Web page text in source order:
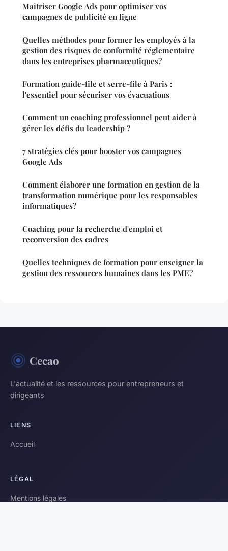
Maîtriser Google Ads pour optimiser vos
campagnes de publicité en ligne
Quelles méthodes pour former les employés à la
gestion des risques de conformité réglementaire
dans les entreprises pharmaceutiques?
Formation guide-file et serre-file à Paris :
l'essentiel pour sécuriser vos évacuations
Comment un coaching professionnel peut aider à
gérer les défis du leadership ?
7 stratégies clés pour booster vos campagnes
Google Ads
Comment élaborer une formation en gestion de la
transformation numérique pour les responsables
informatiques?
Coaching pour la recherche d'emploi et
reconversion des cadres
Quelles techniques de formation pour enseigner la
gestion des ressources humaines dans les PME?
Cecao
L'actualité et les ressources pour entrepreneurs et
dirigeants
LIENS
Accueil
LÉGAL
Mentions légales